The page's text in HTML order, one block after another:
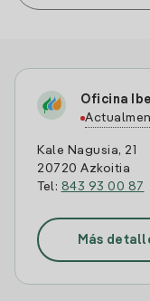
Oficina
Kale Nagusia, 21
20720 Azkoitia
Tel: 843 93 00 87
Más